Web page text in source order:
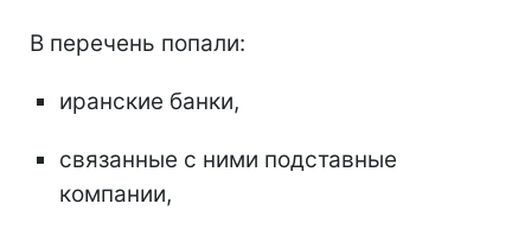
В перечень попали:
иранские банки,
связанные с ними подставные
компании,